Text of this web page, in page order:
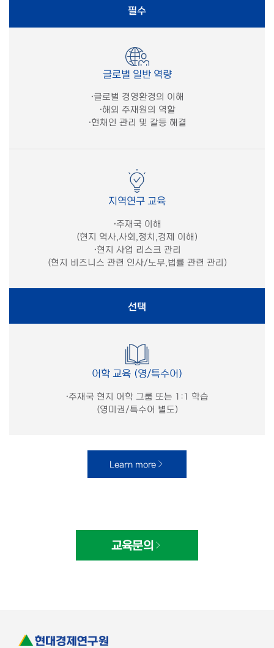
필수
글로벌 일반 역량
·글로벌 경영환경의 이해
·해외 주재원의 역할
·현채인 관리 및 갈등 해결
지역연구 교육
·주재국 이해
(현지 역사,사회,정치,경제 이해)
·현지 사업 리스크 관리
(현지 비즈니스 관련 인사/노무,법률 관련 관리)
선택
어학 교육 (영/특수어)
·주재국 현지 어학 그룹 또는 1:1 학습
(영미권/특수어 별도)
Learn more
교육문의